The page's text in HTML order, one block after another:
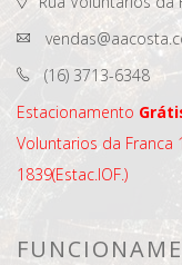
(16) 3713-6348
Estacionamento
Voluntarios da Franca
1839(Estac.IOF.)